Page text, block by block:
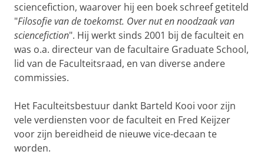
sciencefiction, waarover hij een boek schreef getiteld
"Filosofie van de toekomst. Over nut en noodzaak van
sciencefiction". Hij werkt sinds 2001 bij de faculteit en
was o.a. directeur van de facultaire Graduate School,
lid van de Faculteitsraad, en van diverse andere
commissies.
Het Faculteitsbestuur dankt Barteld Kooi voor zijn
vele verdiensten voor de faculteit en Fred Keijzer
voor zijn bereidheid de nieuwe vice-decaan te
worden.